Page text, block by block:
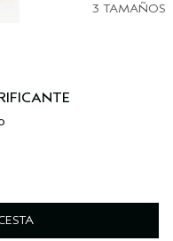
3 TAMAÑOS